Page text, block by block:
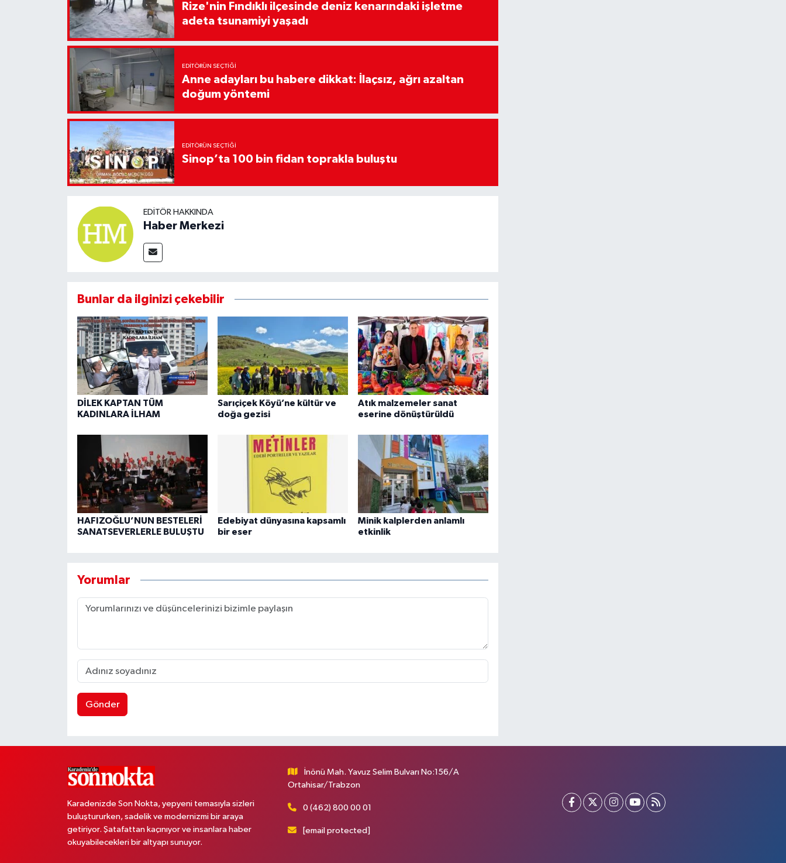
Rize'nin Fındıklı ilçesinde deniz kenarındaki işletme
adeta tsunamiyi yaşadı
EDITÖRÜN SEÇTIĞI
Anne adayları bu habere dikkat: İlaçsız, ağrı azaltan
doğum yöntemi
EDITÖRÜN SEÇTIĞI
Sinop’ta 100 bin fidan toprakla buluştu
EDITÖR HAKKINDA
Haber Merkezi
Bunlar da ilginizi çekebilir
DİLEK KAPTAN TÜM
KADINLARA İLHAM
Sarıçiçek Köyü’ne kültür ve
doğa gezisi
Atık malzemeler sanat
eserine dönüştürüldü
HAFIZOĞLU’NUN BESTELERİ
SANATSEVERLERLE BULUŞTU
Edebiyat dünyasına kapsamlı
bir eser
Minik kalplerden anlamlı
etkinlik
Yorumlar
Gönder
Karadenizde Son Nokta, yepyeni temasıyla sizleri
buluştururken, sadelik ve modernizmi bir araya
getiriyor. Şatafattan kaçınıyor ve insanlara haber
okuyabilecekleri bir altyapı sunuyor.
İnönü Mah. Yavuz Selim Bulvarı No:156/A
Ortahisar/Trabzon
0 (462) 800 00 01
[email protected]